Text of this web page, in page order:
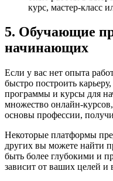
курс, мастер-класс
5. Обучающие
начинающих
Если у вас нет опыта
быстро построить
программы и курсы для
множество онлайн-
основы профессии,
Некоторые платформы
других вы можете найти
быть более глубокими и
зависит от ваших целей и